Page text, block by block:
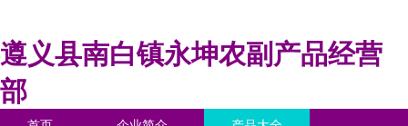
遵义县南白镇永坤农副产品经营
部